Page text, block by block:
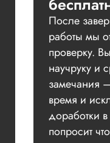
После
работы мы
проверку.
научруку и
замечания
время и
доработки
попросит